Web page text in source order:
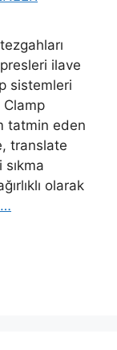
ilave
sistemleri
Clamp
tatmin eden
translate
olarak